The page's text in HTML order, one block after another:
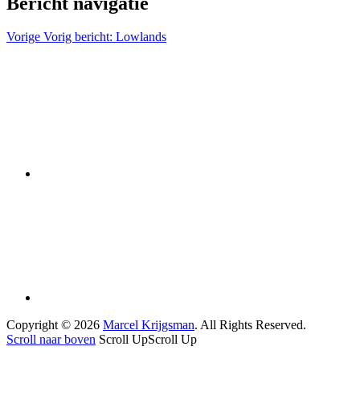
Vorige Vorig bericht: Lowlands
Copyright © 2026 Marcel Krijgsman. All Rights Reserved.
Scroll naar boven Scroll UpScroll Up